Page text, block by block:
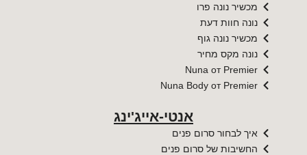
מכשיר נונה פרו
נונה חוות דעת
מכשיר נונה גוף
נונה מקס מחיר
Nuna от Premier​​
Nuna Body от Premier​​
אנטי-אייג'ינג
איך לבחור סרום פנים
החשיבות של סרום פנים